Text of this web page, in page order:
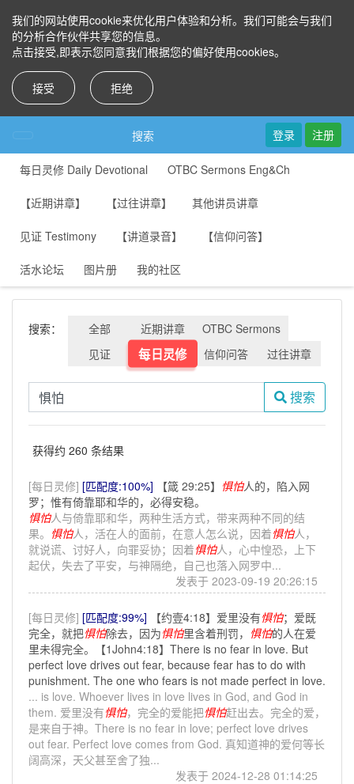
我们的网站使用cookie来优化用户体验和分析。我们可能会与我们
的分析合作伙伴共享您的信息。
点击接受,即表示您同意我们根据您的偏好使用cookies。
接受 拒绝
搜索 登录 注册
每日灵修 Daily Devotional OTBC Sermons Eng&Ch
【近期讲章】 【过往讲章】 其他讲员讲章
见证 Testimony 【讲道录音】 【信仰问答】
活水论坛 图片册 我的社区
搜索： 全部 近期讲章
OTBC Sermons
见证
每日灵修 信仰问答 过往讲章
搜索
获得约 260 条结果
[每日灵修] [匹配度:100%] 【箴 29:25】 惧怕人的，陷入网
罗；惟有倚靠耶和华的，必得安稳。
惧怕人与倚靠耶和华，两种生活方式，带来两种不同的结
果。 惧怕人，活在人的面前，在意人怎么说，因着惧怕人，
就说谎、讨好人，向罪妥协；因着惧怕人，心中惶恐，上下
起伏，失去了平安，与神隔绝，自己也落入网罗中...
发表于 2023-09-19 20:26:15
[每日灵修] [匹配度:99%] 【约壹4:18】爱里没有惧怕；爱既
完全，就把惧怕除去，因为惧怕里含着刑罚， 惧怕的人在爱
里未得完全。【1John4:18】There is no fear in love. But
perfect love drives out fear, because fear has to do with
punishment. The one who fears is not made perfect in love.
... is love. Whoever lives in love lives in God, and God in
them. 爱里没有惧怕，完全的爱能把惧怕赶出去。完全的爱，
是来自于神。There is no fear in love; perfect love drives
out fear. Perfect love comes from God. 真知道神的爱何等长
阔高深，天父甚至舍了独...
发表于 2024-12-28 01:14:25